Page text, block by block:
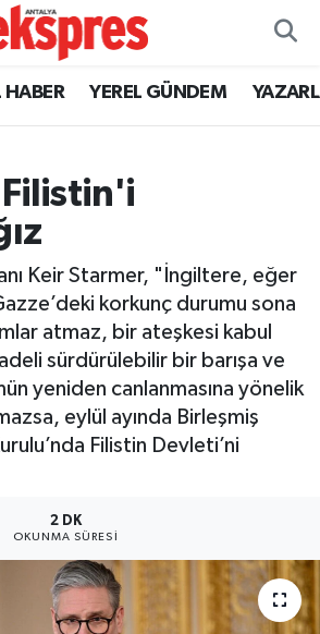
HABER YEREL GÜNDEM
Keir Starmer, "İngiltere, eğer
korkunç durumu sona
atmaz, bir ateşkesi kabul
sürdürülebilir bir barışa ve
yeniden canlanmasına yönelik
eylül ayında Birleşmiş
Filistin Devleti’ni
2 DK
OKUNMA SÜRESI
Durumu ve Fikstür